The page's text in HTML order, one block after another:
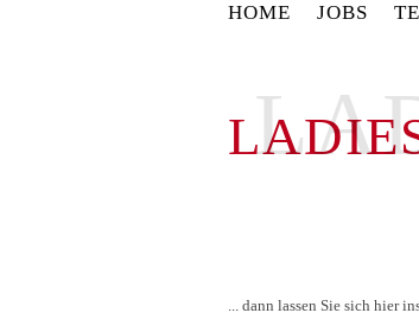
HOME JOBS
... dann lassen Sie sich hier